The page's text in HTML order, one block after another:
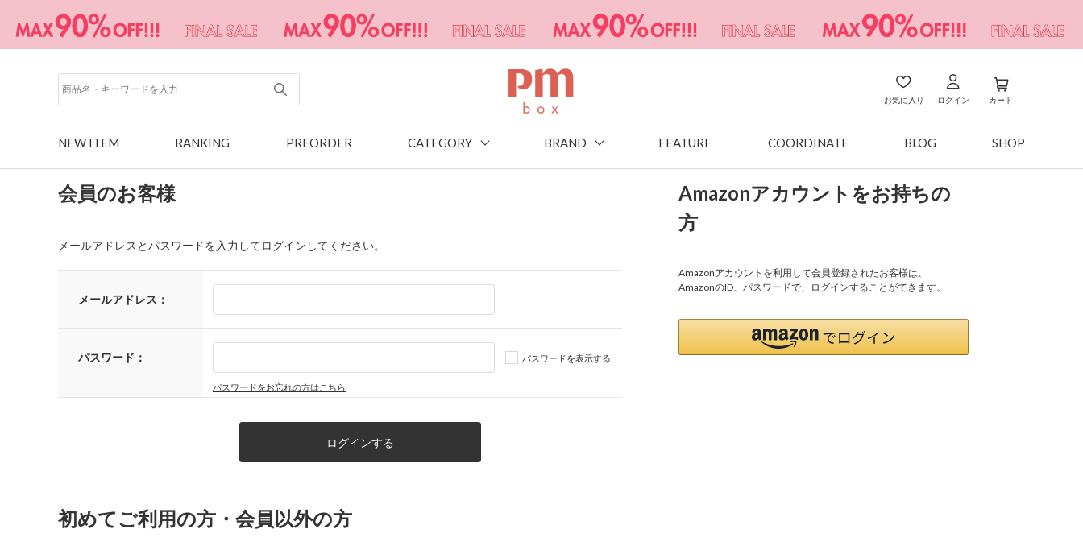
お気に入り ログイン カート
NEW ITEM RANKING PREORDER CATEGORY BRAND FEATURE COORDINATE BLOG SHOP
会員のお客様
メールアドレスとパスワードを入力してログインしてください。
メールアドレス：
パスワード： パスワードを表示する
パスワードをお忘れの方はこちら
Amazonアカウントをお持ちの
方
Amazonアカウントを利用して会員登録されたお客様は、
AmazonのID、パスワードで、ログインすることができます。
初めてご利用の方・会員以外の方